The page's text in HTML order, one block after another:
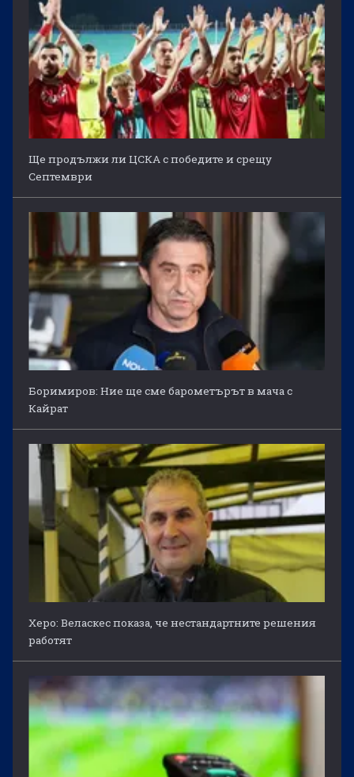
Ще продължи ли ЦСКА с победите и срещу
Септември
Боримиров: Ние ще сме барометърът в мача с
Кайрат
Херо: Веласкес показа, че нестандартните решения
работят